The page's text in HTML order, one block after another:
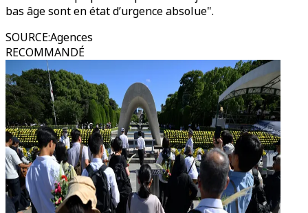
bas âge sont en état d’urgence absolue".
SOURCE:Agences
RECOMMANDÉ